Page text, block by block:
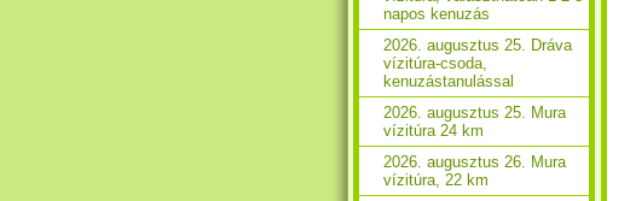
napos kenuzás
2026. augusztus 25. Dráva
vízitúra-csoda,
kenuzástanulással
2026. augusztus 25. Mura
vízitúra 24 km
2026. augusztus 26. Mura
vízitúra, 22 km